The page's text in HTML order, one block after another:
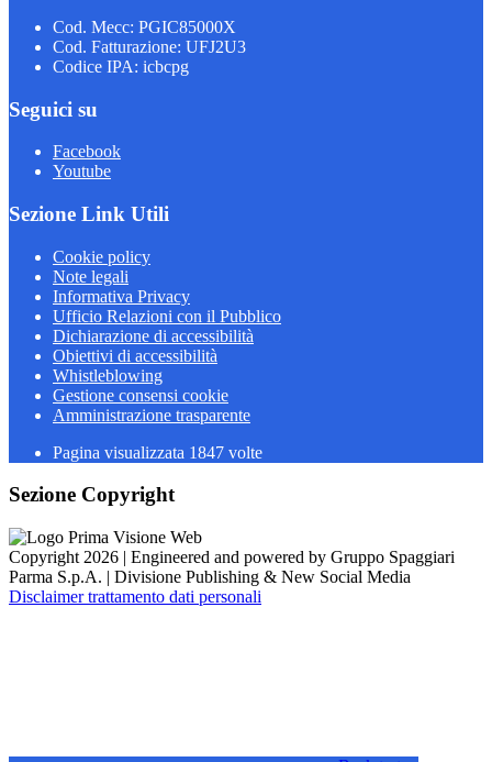
Cod. Mecc: PGIC85000X
Cod. Fatturazione: UFJ2U3
Codice IPA: icbcpg
Seguici su
Facebook
Youtube
Sezione Link Utili
Cookie policy
Note legali
Informativa Privacy
Ufficio Relazioni con il Pubblico
Dichiarazione di accessibilità
Obiettivi di accessibilità
Whistleblowing
Gestione consensi cookie
Amministrazione trasparente
Pagina visualizzata 1847 volte
Sezione Copyright
Copyright 2026 | Engineered and powered by Gruppo Spaggiari
Parma S.p.A. | Divisione Publishing & New Social Media
Disclaimer trattamento dati personali